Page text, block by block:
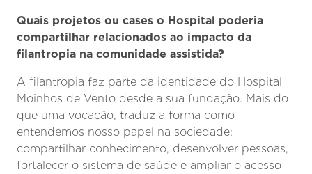
Quais projetos ou cases o Hospital poderia
compartilhar relacionados ao impacto da
filantropia na comunidade assistida?
A filantropia faz parte da identidade do Hospital
Moinhos de Vento desde a sua fundação. Mais do
que uma vocação, traduz a forma como
entendemos nosso papel na sociedade:
compartilhar conhecimento, desenvolver pessoas,
fortalecer o sistema de saúde e ampliar o acesso